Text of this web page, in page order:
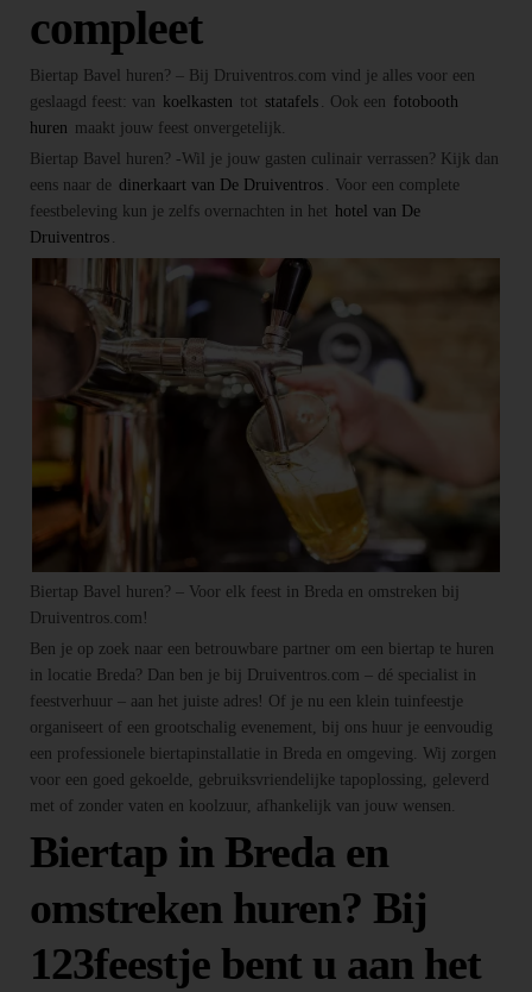
compleet
Biertap Bavel huren? – Bij Druiventros.com vind je alles voor een
geslaagd feest: van
koelkasten tot statafels . Ook een fotobooth
huren maakt jouw feest onvergetelijk.
Biertap Bavel huren? -Wil je jouw gasten culinair verrassen? Kijk dan
eens naar de dinerkaart van De Druiventros . Voor een complete
feestbeleving kun je zelfs overnachten in het
hotel van De
Druiventros .
Biertap Bavel huren? – Voor elk feest in Breda en omstreken bij
Druiventros.com!
Ben je op zoek naar een betrouwbare partner om een biertap te huren
in locatie Breda? Dan ben je bij Druiventros.com – dé specialist in
feestverhuur – aan het juiste adres! Of je nu een klein tuinfeestje
organiseert of een grootschalig evenement, bij ons huur je eenvoudig
een professionele biertapinstallatie in Breda en omgeving. Wij zorgen
voor een goed gekoelde, gebruiksvriendelijke tapoplossing, geleverd
met of zonder vaten en koolzuur, afhankelijk van jouw wensen.
Biertap in Breda en
omstreken huren? Bij
123feestje bent u aan het